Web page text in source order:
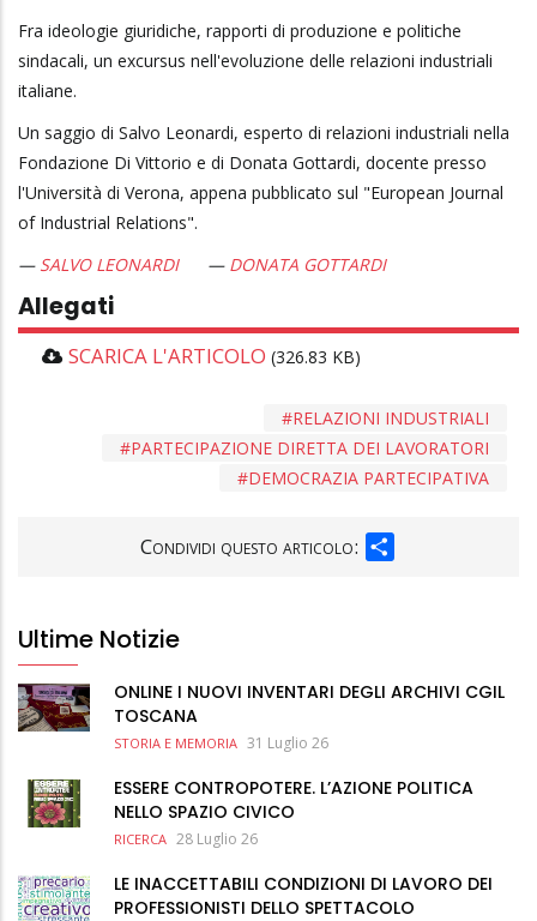
Fra ideologie giuridiche, rapporti di produzione e politiche
sindacali, un excursus nell'evoluzione delle relazioni industriali
italiane.
Un saggio di Salvo Leonardi, esperto di relazioni industriali nella
Fondazione Di Vittorio e di Donata Gottardi, docente presso
l'Università di Verona, appena pubblicato sul "European Journal
of Industrial Relations".
SALVO LEONARDI
DONATA GOTTARDI
Allegati
SCARICA L'ARTICOLO (326.83 KB)
RELAZIONI INDUSTRIALI
PARTECIPAZIONE DIRETTA DEI LAVORATORI
DEMOCRAZIA PARTECIPATIVA
Condividi questo articolo:
Ultime Notizie
ONLINE I NUOVI INVENTARI DEGLI ARCHIVI CGIL
TOSCANA
STORIA E MEMORIA 31 Luglio 26
ESSERE CONTROPOTERE. L’AZIONE POLITICA
NELLO SPAZIO CIVICO
RICERCA 28 Luglio 26
LE INACCETTABILI CONDIZIONI DI LAVORO DEI
PROFESSIONISTI DELLO SPETTACOLO